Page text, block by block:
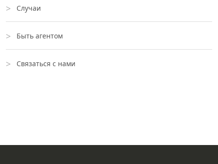
Случаи
Быть агентом
Связаться с нами